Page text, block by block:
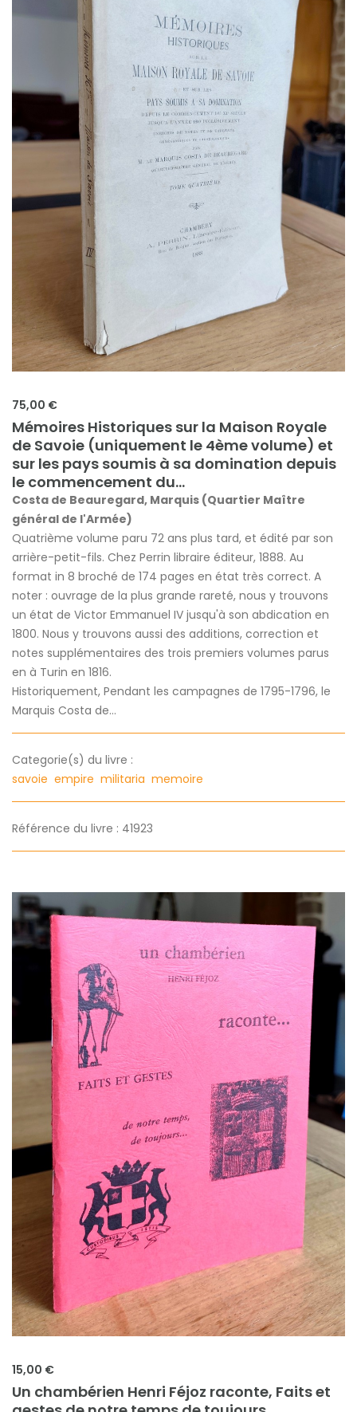
75,00 €
Mémoires Historiques sur la Maison Royale
de Savoie (uniquement le 4ème volume) et
sur les pays soumis à sa domination depuis
le commencement du...
Costa de Beauregard, Marquis (Quartier Maître
général de l'Armée)
Quatrième volume paru 72 ans plus tard, et édité par son
arrière-petit-fils. Chez Perrin libraire éditeur, 1888. Au
format in 8 broché de 174 pages en état très correct. A
noter : ouvrage de la plus grande rareté, nous y trouvons
un état de Victor Emmanuel IV jusqu'à son abdication en
1800. Nous y trouvons aussi des additions, correction et
notes supplémentaires des trois premiers volumes parus
en à Turin en 1816.
Historiquement, Pendant les campagnes de 1795-1796, le
Marquis Costa de...
Categorie(s) du livre :
savoie empire militaria memoire
Référence du livre : 41923
15,00 €
Un chambérien Henri Féjoz raconte, Faits et